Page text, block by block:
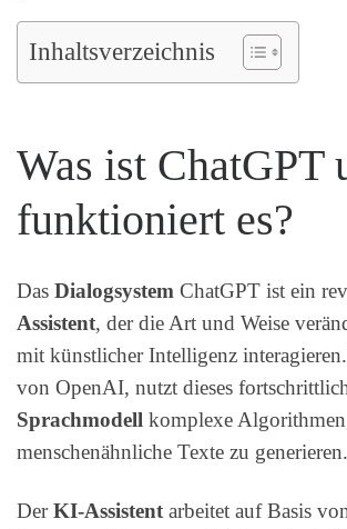
Inhaltsverzeichnis
Was ist ChatGPT
funktioniert es?
Das Dialogsystem ChatGPT ist ein
Assistent, der die Art und Weise
mit künstlicher Intelligenz
von OpenAI, nutzt dieses
Sprachmodell komplexe
menschenähnliche Texte zu generieren.
DerKI-Assistent arbeitet auf Basis